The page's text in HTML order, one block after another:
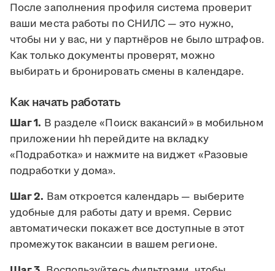
После заполнения профиля система проверит
ваши места работы по СНИЛС — это нужно,
чтобы ни у вас, ни у партнёров не было штрафов.
Как только документы проверят, можно
выбирать и бронировать смены в календаре.
Как начать работать
Шаг 1. В разделе «Поиск вакансий» в мобильном
приложении hh перейдите на вкладку
«Подработка» и нажмите на виджет «Разовые
подработки у дома».
Шаг 2. Вам откроется календарь — выберите
удобные для работы дату и время. Сервис
автоматически покажет все доступные в этот
промежуток вакансии в вашем регионе.